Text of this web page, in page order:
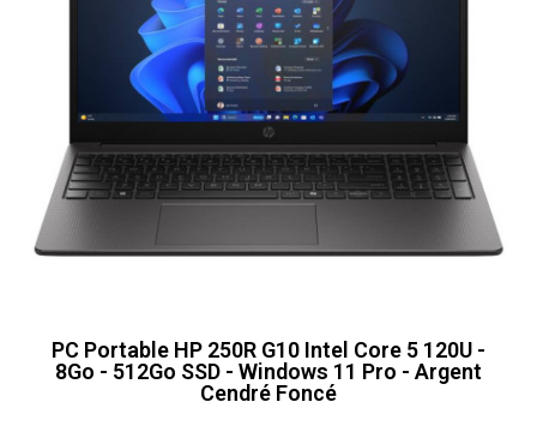
PC Portable HP 250R G10 Intel Core 5 120U -
8Go - 512Go SSD - Windows 11 Pro - Argent
Cendré Foncé